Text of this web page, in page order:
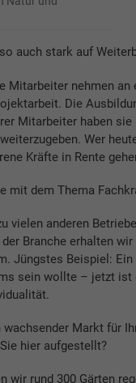
auch stark auf
Mitarbeiter nehmen
Die
Mitarbeiter haben
Wer
Kräfte in Rente
mit dem Thema
vielen anderen
Branche erhalten
Jüngstes Beispiel:
sein wollte – jetzt ist
wachsender Markt für
hier aufgestellt?
wir rund 300 Gärten